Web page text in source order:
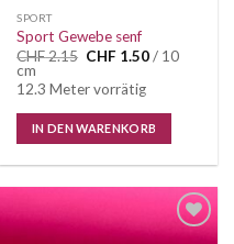
SPORT
Sport Gewebe senf
CHF2.15 Ursprünglicher
war:
CHF 2.15
CHF 1.50Aktueller
/ 10
cm
12.3 Meter vorrätig
IN DEN WARENKORB